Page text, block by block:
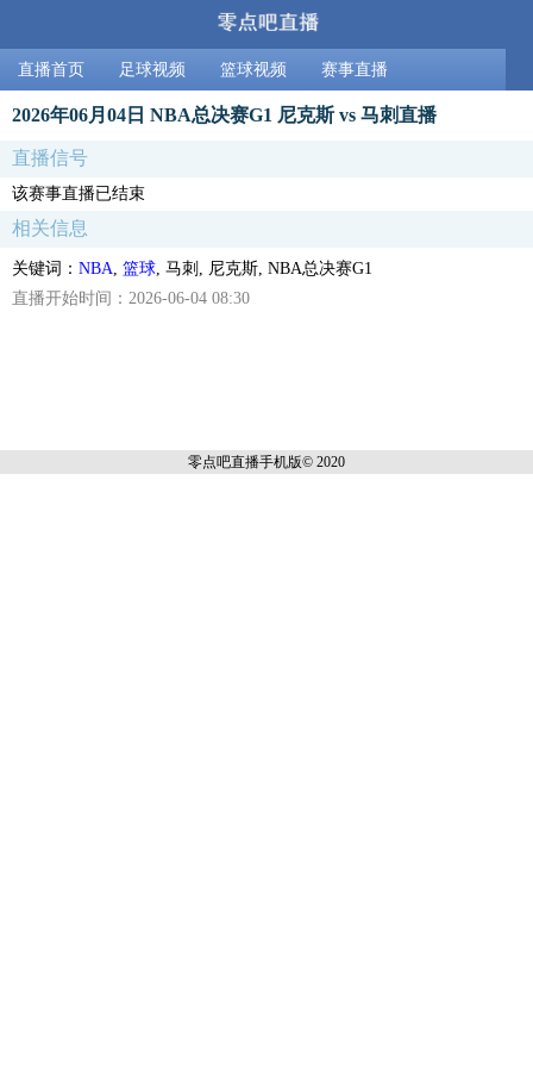
直播首页 足球视频 篮球视频 赛事直播
2026年06月04日 NBA总决赛G1 尼克斯 vs 马刺直播
直播信号
该赛事直播已结束
相关信息
关键词： NBA 篮球 , 马刺, 尼克斯, NBA总决赛G1
直播开始时间：2026-06-04 08:30
零点吧直播手机版© 2020